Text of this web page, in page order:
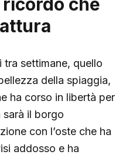
settimane, quello
della spiaggia,
ha corso in libertà per
sarà il borgo
con l’oste che ha
addosso e ha